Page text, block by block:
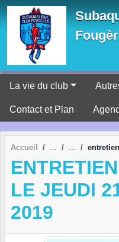
La vie du club
Contact et Plan
Accueil
LE JEUDI
2019
Panneau de gestion des